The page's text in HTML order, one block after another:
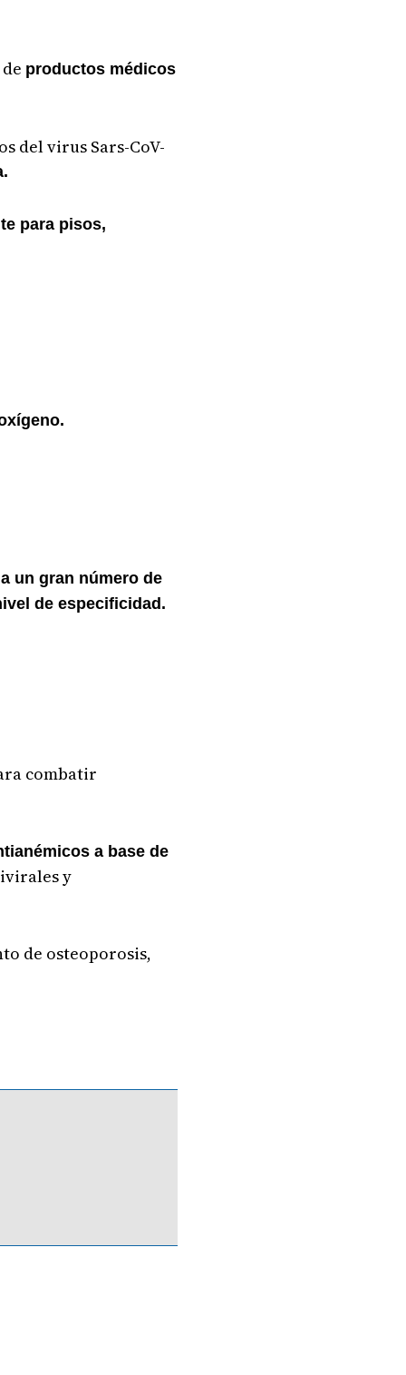
productos médicos
del virus Sars-CoV-
para pisos,
un gran número de
de especificidad.
combatir
a base de
y
de osteoporosis,